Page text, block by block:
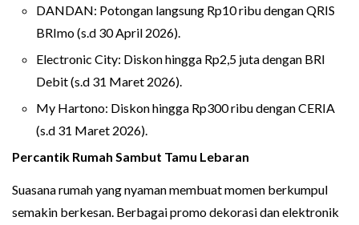
DANDAN: Potongan langsung Rp10 ribu dengan QRIS
BRImo (s.d 30 April 2026).
Electronic City: Diskon hingga Rp2,5 juta dengan BRI
Debit (s.d 31 Maret 2026).
My Hartono: Diskon hingga Rp300 ribu dengan CERIA
(s.d 31 Maret 2026).
Percantik Rumah Sambut Tamu Lebaran
Suasana rumah yang nyaman membuat momen berkumpul
semakin berkesan. Berbagai promo dekorasi dan elektronik